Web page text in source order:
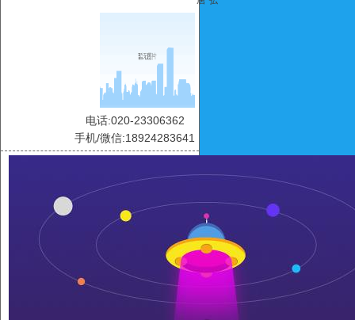
电话:020-23306362
手机/微信:18924283641